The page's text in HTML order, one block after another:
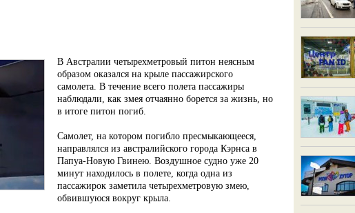
В Австралии четырехметровый питон неясным
образом оказался на крыле пассажирского
самолета. В течение всего полета пассажиры
наблюдали, как змея отчаянно борется за жизнь, но
в итоге питон погиб.
Самолет, на котором погибло пресмыкающееся,
направлялся из австралийского города Кэрнса в
Папуа-Новую Гвинею. Воздушное судно уже 20
минут находилось в полете, когда одна из
пассажирок заметила четырехметровую змею,
обвившуюся вокруг крыла.